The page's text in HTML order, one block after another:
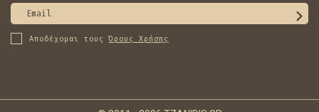
Αποδέχομαι τουςΌρους Χρήσης